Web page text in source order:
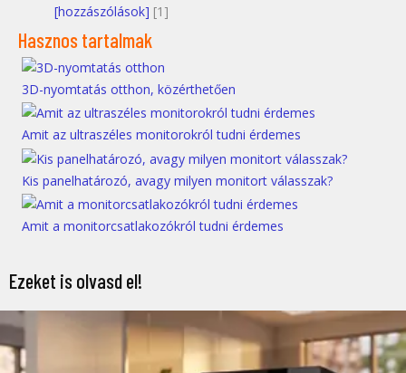
[hozzászólások] [1]
Hasznos tartalmak
3D-nyomtatás otthon, közérthetően
Amit az ultraszéles monitorokról tudni érdemes
Kis panelhatározó, avagy milyen monitort válasszak?
Amit a monitorcsatlakozókról tudni érdemes
Ezeket is olvasd el!